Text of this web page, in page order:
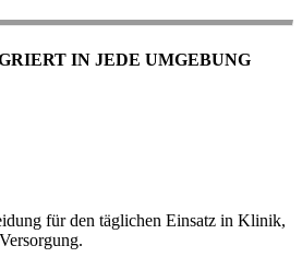
IN JEDE UMGEBUNG
für den täglichen Einsatz in Klinik,